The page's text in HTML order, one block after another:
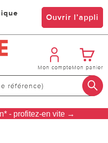
Ouvrir l’appli
Mon compteMon panier
- profitez-en vite →